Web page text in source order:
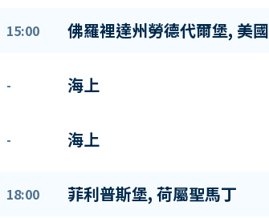
15:00 佛羅裡達州勞德代爾堡, 美國
- 海上
- 海上
18:00 菲利普斯堡, 荷屬聖馬丁